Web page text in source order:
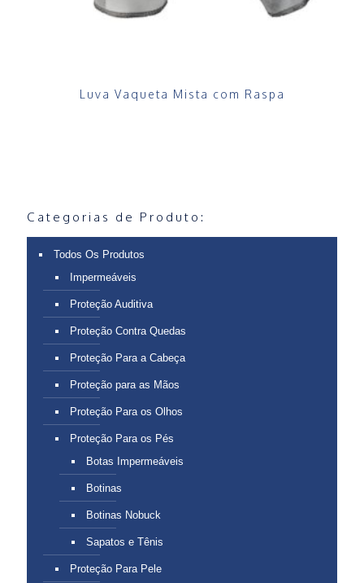
Luva Vaqueta Mista com Raspa
Categorias de Produto:
Todos Os Produtos
Impermeáveis
Proteção Auditiva
Proteção Contra Quedas
Proteção Para a Cabeça
Proteção para as Mãos
Proteção Para os Olhos
Proteção Para os Pés
Botas Impermeáveis
Botinas
Botinas Nobuck
Sapatos e Tênis
Proteção Para Pele